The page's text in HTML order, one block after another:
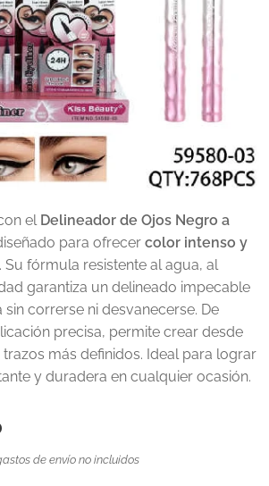
el Delineador de Ojos Negro a
para ofrecer color intenso y
. Su fórmula resistente al agua, al
garantiza un delineado impecable
correrse ni desvanecerse. De
precisa, permite crear desde
trazos más definidos. Ideal para lograr
y duradera en cualquier ocasión.
de envío no incluidos